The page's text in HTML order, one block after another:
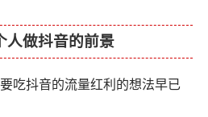
人做抖音的前景
吃抖音的流量红利的想法早已